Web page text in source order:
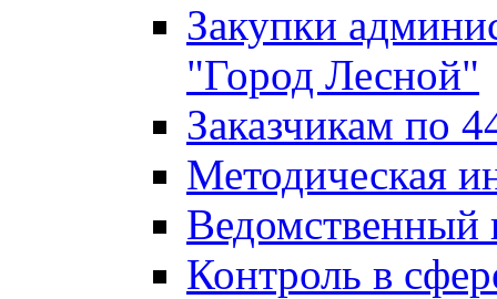
Закупки
"Город Лесной"
Заказчикам по
Методическая
Ведомственный
Контроль в